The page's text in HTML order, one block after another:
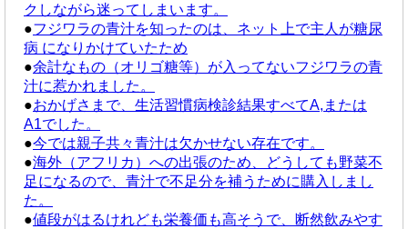
クしながら迷ってしまいます。
●フジワラの青汁を知ったのは、ネット上で主人が糖尿
病 になりかけていたため
●余計なもの（オリゴ糖等）が入ってないフジワラの青
汁に惹かれました。
●おかげさまで、生活習慣病検診結果すべてA,または
A1でした。
●今では親子共々青汁は欠かせない存在です。
●海外（アフリカ）への出張のため、どうしても野菜不
足になるので、青汁で不足分を補うために購入しまし
た。
●値段がはるけれども栄養価も高そうで、断然飲みやす